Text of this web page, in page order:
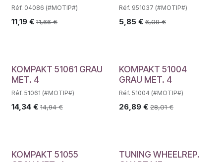
Réf. 04086 (#MOTIP#)
11,19 € 11,66€
Réf. 951037 (#MOTIP#)
5,85€ 6,09€
KOMPAKT 51061 GRAU
MET. 4
Réf. 51061 (#MOTIP#)
14,34 € 14,94€
KOMPAKT 51004
GRAU MET. 4
Réf. 51004 (#MOTIP#)
26,89€ 28,01€
KOMPAKT 51055
TUNING WHEELREP.